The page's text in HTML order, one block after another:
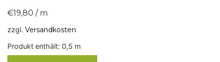
€19,80 / m
zzgl. Versandkosten
Produkt enthält: 0,5 m